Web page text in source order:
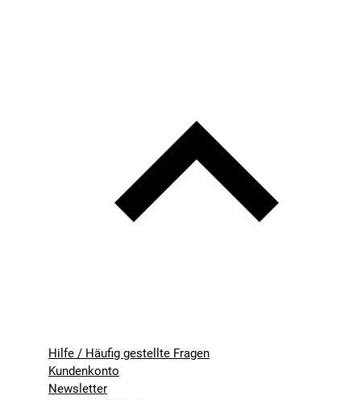
Hilfe / Häufig gestellte Fragen
Kundenkonto
Newsletter